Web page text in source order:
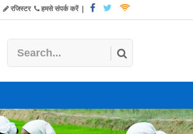
रजिस्टर हमसे संपर्क करें|